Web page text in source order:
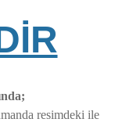
resimdeki ile